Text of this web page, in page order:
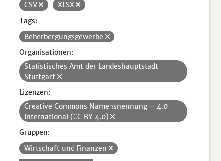
CSV
XLSX
Tags:
Beherbergungsgewerbe
Organisationen:
Statistisches Amt der Landeshauptstadt
Stuttgart
Lizenzen:
Creative Commons Namensnennung – 4.0
International (CC BY 4.0)
Gruppen:
Wirtschaft und Finanzen